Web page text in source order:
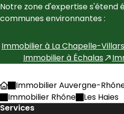
Notre zone d'expertise s'étend
communes environnantes :
Immobilier à La Chapelle-Villars
Immobilier à Échalas
AccueilImmobilier Auvergne-
Immobilier Rhône
Les Haies
Services